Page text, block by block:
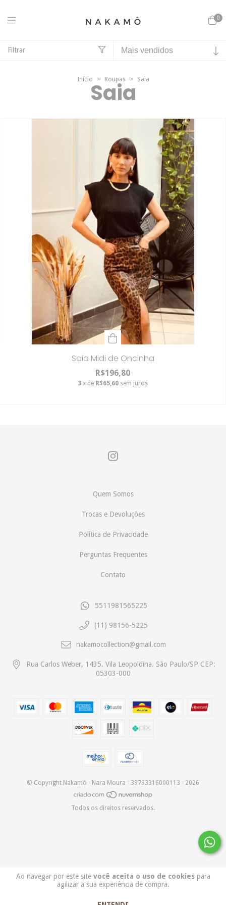
0
Ao navegar por este site você aceita o uso de cookiespara
agilizar a sua experiência de compra.
Filtrar
Início > Roupas > Saia
Saia
Saia Midi de Oncinha
R$196,80
3 x de R$65,60 sem juros
Quem Somos
Trocas e Devoluções
Política de Privacidade
Perguntas Frequentes
Contato
5511981565225
(11) 98156-5225
nakamocollection@gmail.com
Rua Carlos Weber, 1435. Vila Leopoldina. São Paulo/SP CEP:
05303-000
© Copyright Nakamô - Nara Moura - 39793316000113 - 2026
Todos os direitos reservados.